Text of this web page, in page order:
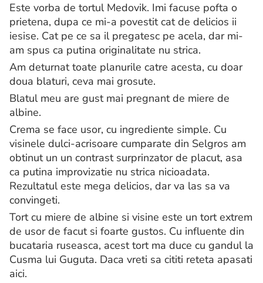
Este vorba de tortul Medovik. Imi facuse pofta o
prietena, dupa ce mi-a povestit cat de delicios ii
iesise. Cat pe ce sa il pregatesc pe acela, dar mi-
am spus ca putina originalitate nu strica.
Am deturnat toate planurile catre acesta, cu doar
doua blaturi, ceva mai grosute.
Blatul meu are gust mai pregnant de miere de
albine.
Crema se face usor, cu ingrediente simple. Cu
visinele dulci-acrisoare cumparate din Selgros am
obtinut un un contrast surprinzator de placut, asa
ca putina improvizatie nu strica nicioadata.
Rezultatul este mega delicios, dar va las sa va
convingeti.
Tort cu miere de albine si visine este un tort extrem
de usor de facut si foarte gustos. Cu influente din
bucataria ruseasca, acest tort ma duce cu gandul la
Cusma lui Guguta. Daca vreti sa cititi reteta apasati
aici.